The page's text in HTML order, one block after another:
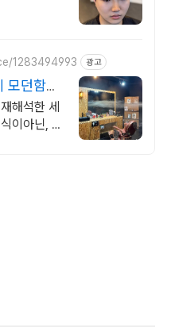
1283494993 광고
모던함을
해석한 세
이아닌, 재